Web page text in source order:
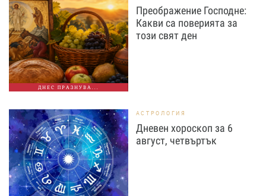
ДНЕС ПРАЗНУВА...
Преображение Господне:
Какви са поверията за
този свят ден
АСТРОЛОГИЯ
Дневен хороскоп за 6
август, четвъртък